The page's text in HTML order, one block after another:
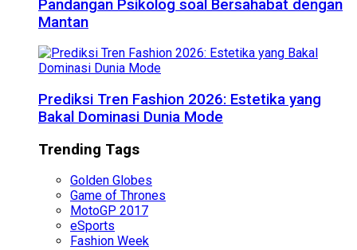
Pandangan Psikolog soal Bersahabat dengan
Mantan
Prediksi Tren Fashion 2026: Estetika yang
Bakal Dominasi Dunia Mode
Trending Tags
Golden Globes
Game of Thrones
MotoGP 2017
eSports
Fashion Week